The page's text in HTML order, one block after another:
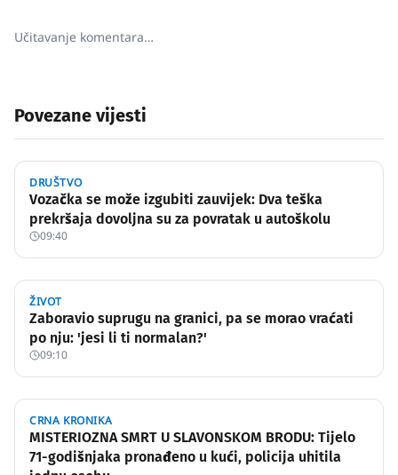
Učitavanje komentara…
Povezane vijesti
DRUŠTVO
Vozačka se može izgubiti zauvijek: Dva teška
prekršaja dovoljna su za povratak u autoškolu
09:40
ŽIVOT
Zaboravio suprugu na granici, pa se morao vraćati
po nju: 'jesi li ti normalan?'
09:10
CRNA KRONIKA
MISTERIOZNA SMRT U SLAVONSKOM BRODU: Tijelo
71-godišnjaka pronađeno u kući, policija uhitila